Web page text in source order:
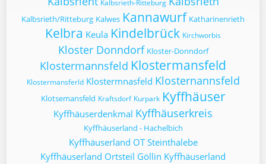
Kalbsrieth-Ritteburg
Kalbsrieth/Ritteburg Kalwes Kannawurf Katharinenrieth
Kelbra Keula Kindelbrück Kirchworbis
Kloster Donndorf Kloster-Donndorf
Klostermannsfeld Klostermansfeld
Klostermansferld Klostermnasfeld Klosternannsfeld
Klotsemansfeld Kraftsdorf Kurpark Kyffhäuser
Kyffhäuserdenkmal Kyffhäuserkreis
Kyffhäuserland - Hachelbich
Kyffhäuserland OT Steinthalebe
Kyffhäuserland Ortsteil Göllin Kyffhäuserland